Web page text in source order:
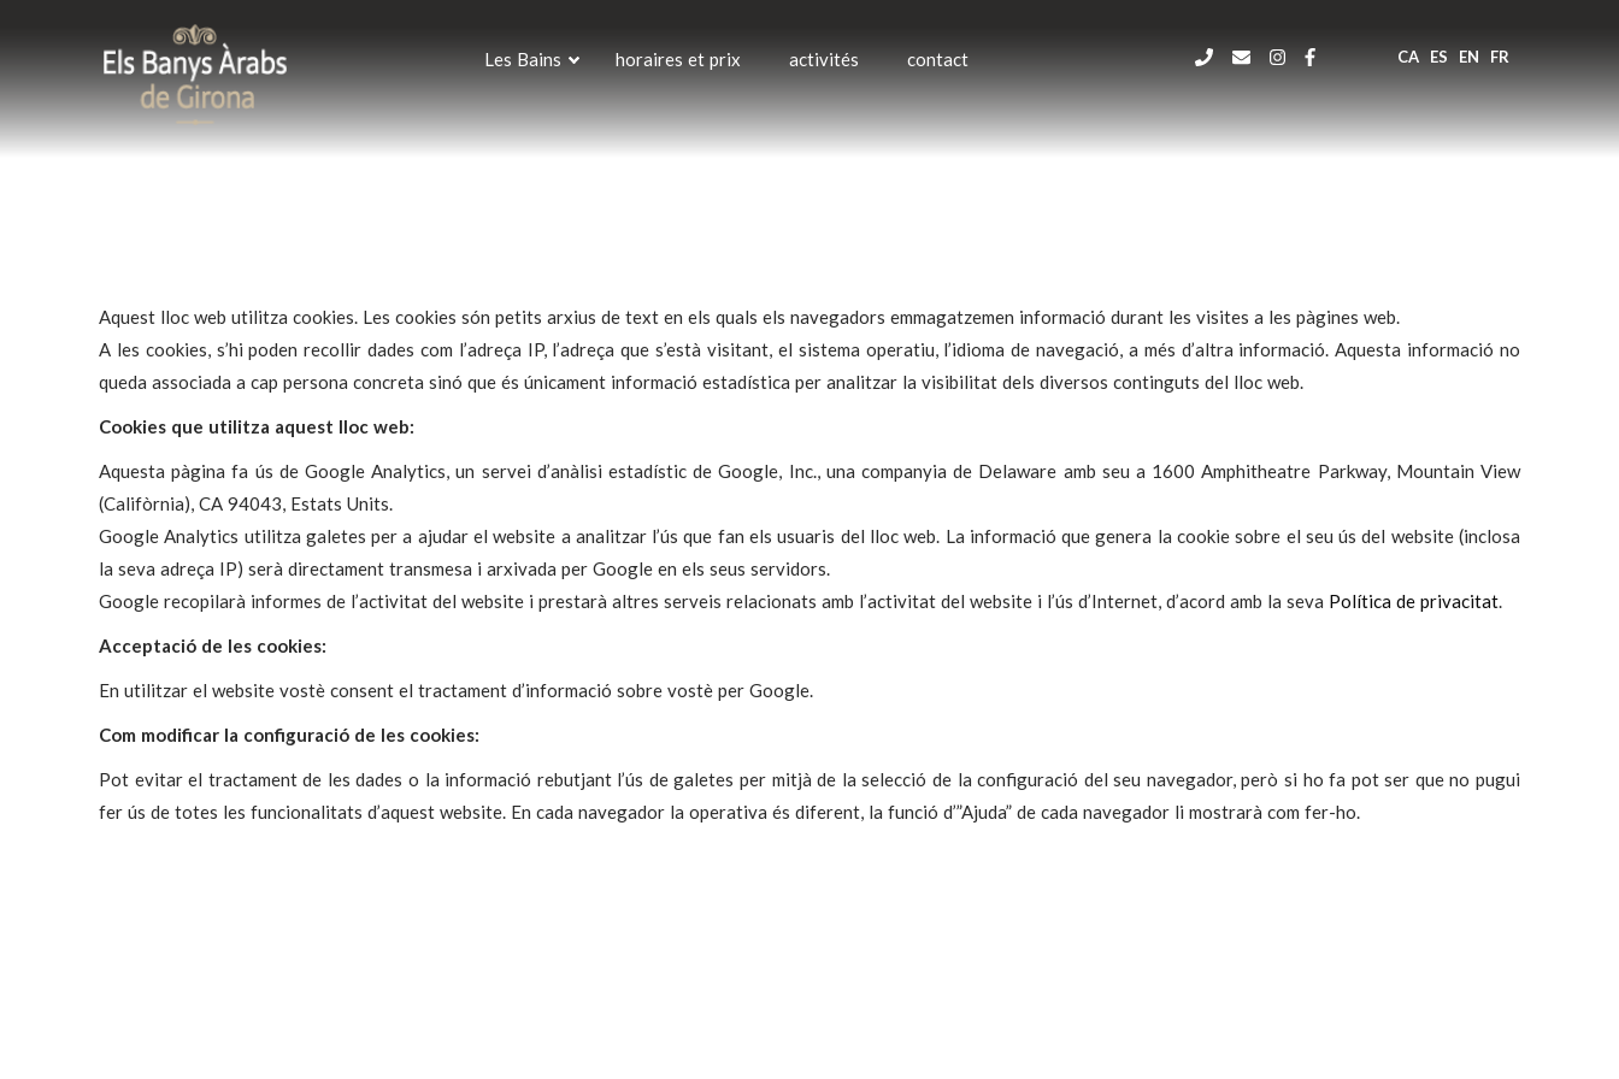
Les Bains horaires et prix activités contact CA ES EN FR
Aquest lloc web utilitza cookies. Les cookies són petits arxius de text en els quals els navegadors emmagatzemen informació durant les visites a les pàgines web.
A les cookies, s’hi poden recollir dades com l’adreça IP, l’adreça que s’està visitant, el sistema operatiu, l’idioma de navegació, a més d’altra informació. Aquesta informació no
queda associada a cap persona concreta sinó que és únicament informació estadística per analitzar la visibilitat dels diversos continguts del lloc web.
Cookies que utilitza aquest lloc web:
Aquesta pàgina fa ús de Google Analytics, un servei d’anàlisi estadístic de Google, Inc., una companyia de Delaware amb seu a 1600 Amphitheatre Parkway, Mountain View
(Califòrnia), CA 94043, Estats Units.
Google Analytics utilitza galetes per a ajudar el website a analitzar l’ús que fan els usuaris del lloc web. La informació que genera la cookie sobre el seu ús del website (inclosa
la seva adreça IP) serà directament transmesa i arxivada per Google en els seus servidors.
Google recopilarà informes de l’activitat del website i prestarà altres serveis relacionats amb l’activitat del website i l’ús d’Internet, d’acord amb la seva Política de privacitat.
Acceptació de les cookies:
En utilitzar el website vostè consent el tractament d’informació sobre vostè per Google.
Com modificar la configuració de les cookies:
Pot evitar el tractament de les dades o la informació rebutjant l’ús de galetes per mitjà de la selecció de la configuració del seu navegador, però si ho fa pot ser que no pugui
fer ús de totes les funcionalitats d’aquest website. En cada navegador la operativa és diferent, la funció d’”Ajuda” de cada navegador li mostrarà com fer-ho.